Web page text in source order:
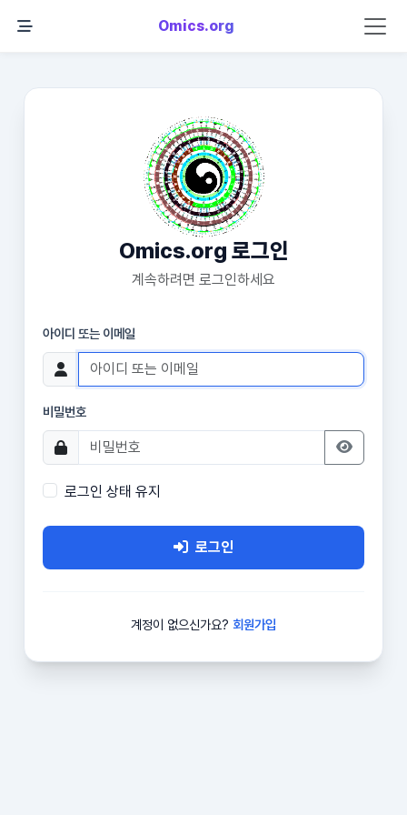
Omics.org
Omics.org 로그인
계속하려면 로그인하세요
아이디 또는 이메일
비밀번호
로그인 상태 유지
로그인
계정이 없으신가요? 회원가입